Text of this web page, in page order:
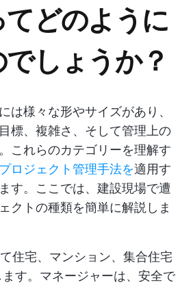
どのように
しょうか？
は様々な形やサイズがあり、
標、複雑さ、そして管理上の
これらのカテゴリーを理解す
ロジェクト管理手法を適用す
す。ここでは、建設現場で遭
クトの種類を簡単に解説しま
住宅、マンション、集合住宅
す。マネージャーは、安全で